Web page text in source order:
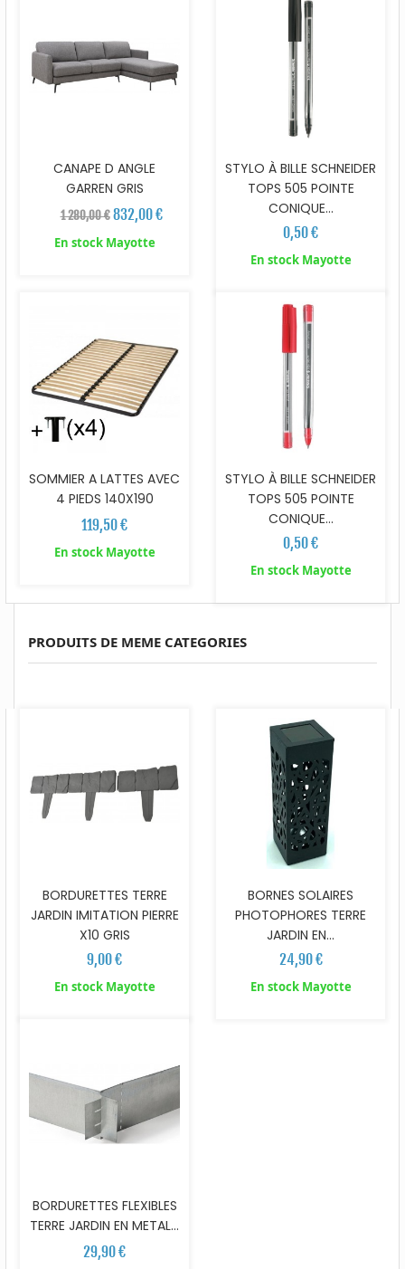
CANAPE D ANGLE
GARREN GRIS
1 280,00 € 832,00 €
En stock Mayotte
STYLO À BILLE SCHNEIDER
TOPS 505 POINTE
CONIQUE...
0,50 €
En stock Mayotte
SOMMIER A LATTES AVEC
4 PIEDS 140X190
119,50 €
En stock Mayotte
STYLO À BILLE SCHNEIDER
TOPS 505 POINTE
CONIQUE...
0,50 €
En stock Mayotte
PRODUITS DE MEME CATEGORIES
BORDURETTES TERRE
JARDIN IMITATION PIERRE
X10 GRIS
9,00 €
En stock Mayotte
BORNES SOLAIRES
PHOTOPHORES TERRE
JARDIN EN...
24,90 €
En stock Mayotte
BORDURETTES FLEXIBLES
TERRE JARDIN EN METAL...
29,90 €